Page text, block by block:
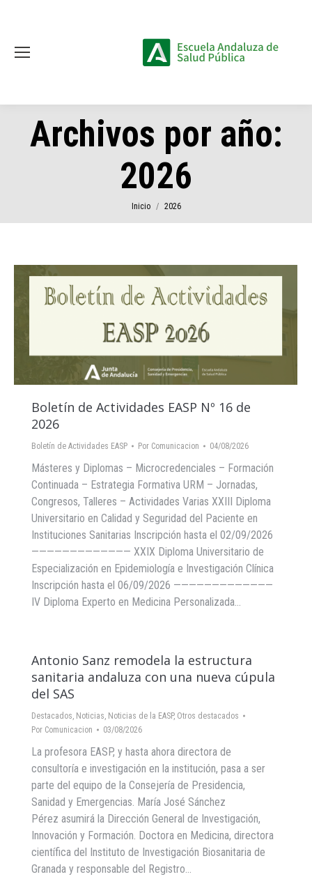
Archivos por año:
2026
Estás aquí:
Inicio 2026
Boletín de Actividades EASP Nº 16 de
2026
Boletín de Actividades EASP Por Comunicacion 04/08/2026
Másteres y Diplomas – Microcredenciales – Formación
Continuada – Estrategia Formativa URM – Jornadas,
Congresos, Talleres – Actividades Varias XXIII Diploma
Universitario en Calidad y Seguridad del Paciente en
Instituciones Sanitarias Inscripción hasta el 02/09/2026
————————————— XXIX Diploma Universitario de
Especialización en Epidemiología e Investigación Clínica
Inscripción hasta el 06/09/2026 —————————————
IV Diploma Experto en Medicina Personalizada…
Antonio Sanz remodela la estructura
sanitaria andaluza con una nueva cúpula
del SAS
Destacados, Noticias, Noticias de la EASP, Otros destacados
Por Comunicacion 03/08/2026
La profesora EASP, y hasta ahora directora de
consultoría e investigación en la institución, pasa a ser
parte del equipo de la Consejería de Presidencia,
Sanidad y Emergencias. María José Sánchez
Pérez asumirá la Dirección General de Investigación,
Innovación y Formación. Doctora en Medicina, directora
científica del Instituto de Investigación Biosanitaria de
Granada y responsable del Registro…